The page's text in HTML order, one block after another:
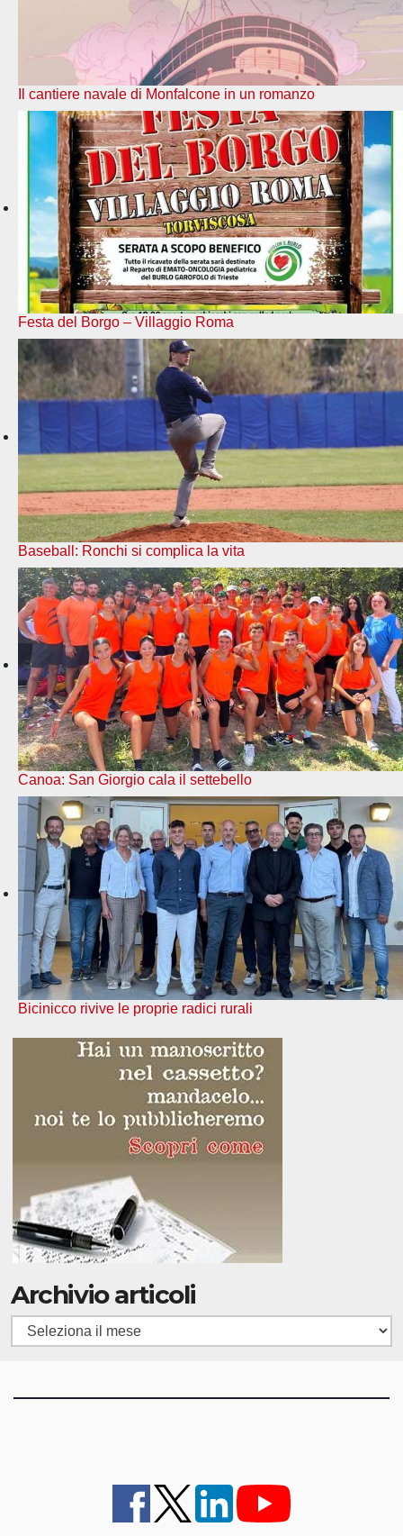
Il cantiere navale di Monfalcone in un romanzo
Festa del Borgo – Villaggio Roma
Baseball: Ronchi si complica la vita
Canoa: San Giorgio cala il settebello
Bicinicco rivive le proprie radici rurali
Archivio articoli
Archivio
articoli